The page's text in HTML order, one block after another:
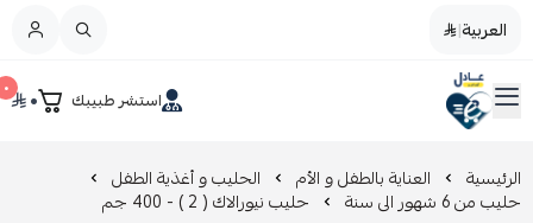
العربية|
صيدليات عادل استشر طبيبك ٠ ٠ القائمة الرئيسية
تخفيضاتالرئيسية العناية بالطفل و الأم الحليب و أغذية الطفل
حليب من 6 شهور الى سنة حليب نيورالاك ( 2 ) - 400 جم